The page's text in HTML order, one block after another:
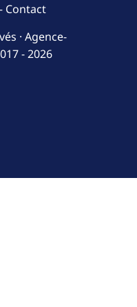
Contact
· Agence-
- 2026